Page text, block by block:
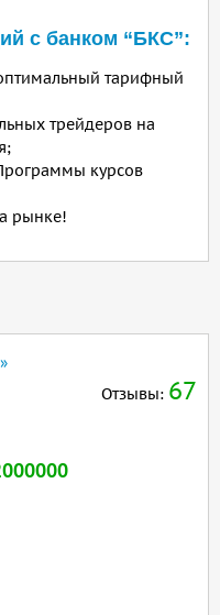
с банком “БКС”:
тарифный
трейдеров на
курсов
рынке!
Отзывы: 67